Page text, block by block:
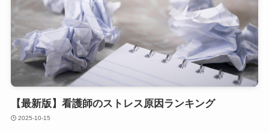
【最新版】看護師のストレス原因ランキング
2025-10-15